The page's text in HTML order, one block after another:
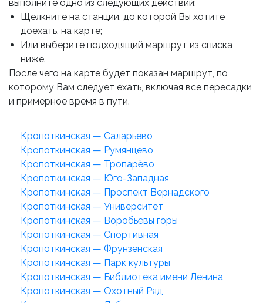
выполните одно из следующих действий:
Щелкните на станции, до которой Вы хотите
доехать, на карте;
Или выберите подходящий маршрут из списка
ниже.
После чего на карте будет показан маршрут, по
которому Вам следует ехать, включая все пересадки
и примерное время в пути.
Кропоткинская — Саларьево
Кропоткинская — Румянцево
Кропоткинская — Тропарёво
Кропоткинская — Юго-Западная
Кропоткинская — Проспект Вернадского
Кропоткинская — Университет
Кропоткинская — Воробьёвы горы
Кропоткинская — Спортивная
Кропоткинская — Фрунзенская
Кропоткинская — Парк культуры
Кропоткинская — Библиотека имени Ленина
Кропоткинская — Охотный Ряд